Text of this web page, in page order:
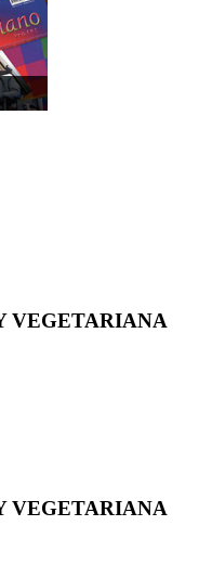
VEGETARIANA
VEGETARIANA